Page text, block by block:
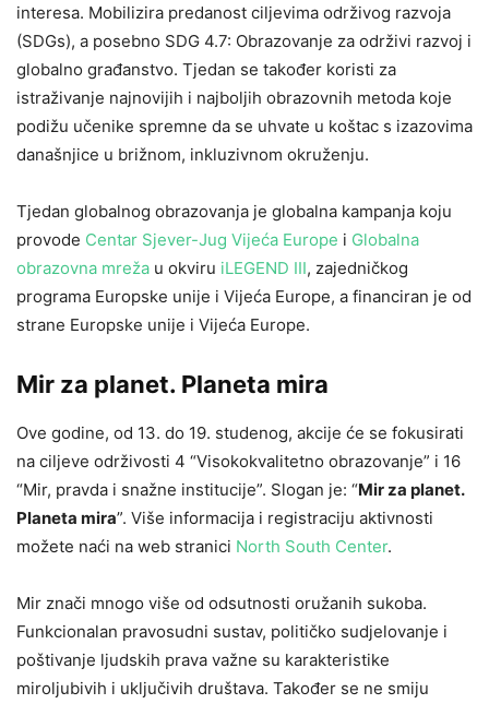
interesa. Mobilizira predanost ciljevima održivog razvoja
(SDGs), a posebno SDG 4.7: Obrazovanje za održivi razvoj i
globalno građanstvo. Tjedan se također koristi za
istraživanje najnovijih i najboljih obrazovnih metoda koje
podižu učenike spremne da se uhvate u koštac s izazovima
današnjice u brižnom, inkluzivnom okruženju.
Tjedan globalnog obrazovanja je globalna kampanja koju
provode Centar Sjever-Jug Vijeća Europe i Globalna
obrazovna mreža u okviru iLEGEND III, zajedničkog
programa Europske unije i Vijeća Europe, a financiran je od
strane Europske unije i Vijeća Europe.
Mir za planet. Planeta mira
Ove godine, od 13. do 19. studenog, akcije će se fokusirati
na ciljeve održivosti 4 “Visokokvalitetno obrazovanje” i 16
“Mir, pravda i snažne institucije”. Slogan je: “Mir za planet.
Planeta mira”. Više informacija i registraciju aktivnosti
možete naći na web stranici North South Center.
Mir znači mnogo više od odsutnosti oružanih sukoba.
Funkcionalan pravosudni sustav, političko sudjelovanje i
poštivanje ljudskih prava važne su karakteristike
miroljubivih i uključivih društava. Također se ne smiju